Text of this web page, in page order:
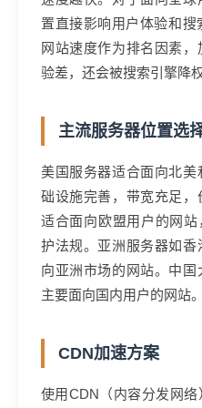
置直接影响用户体验和搜
网站速度作为排名因素
验差，还会被搜索引擎降权
主流服务器位置选
美国服务器适合面向北
础设施完善，带宽充足
适合面向欧盟用户的网
护法规。亚洲服务器如
向亚洲市场的网站。中
主要面向国内用户的网站。
CDN加速方案
使用CDN（内容分发网